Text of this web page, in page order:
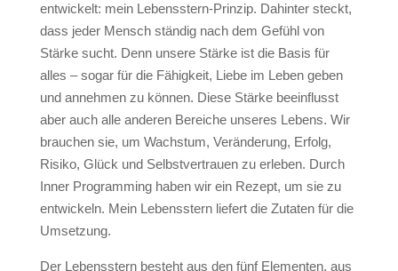
entwickelt: mein Lebensstern-Prinzip. Dahinter steckt,
dass jeder Mensch ständig nach dem Gefühl von
Stärke sucht. Denn unsere Stärke ist die Basis für
alles – sogar für die Fähigkeit, Liebe im Leben geben
und annehmen zu können. Diese Stärke beeinflusst
aber auch alle anderen Bereiche unseres Lebens. Wir
brauchen sie, um Wachstum, Veränderung, Erfolg,
Risiko, Glück und Selbstvertrauen zu erleben. Durch
Inner Programming haben wir ein Rezept, um sie zu
entwickeln. Mein Lebensstern liefert die Zutaten für die
Umsetzung.
Der Lebensstern besteht aus den fünf Elementen, aus